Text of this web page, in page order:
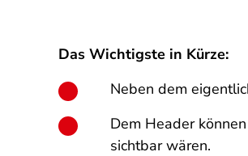
Das Wichtigste in Kürze:
Neben dem
Dem Header
sichtbar wären.